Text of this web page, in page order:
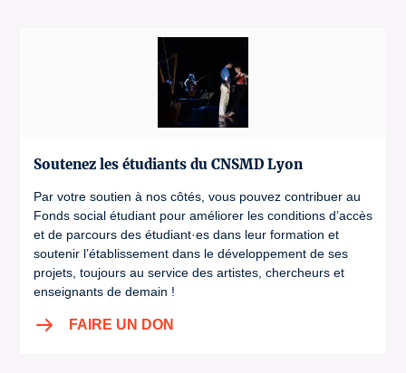
Soutenez les étudiants du CNSMD Lyon
Par votre soutien à nos côtés, vous pouvez contribuer au
Fonds social étudiant pour améliorer les conditions d’accès
et de parcours des étudiant·es dans leur formation et
soutenir l’établissement dans le développement de ses
projets, toujours au service des artistes, chercheurs et
enseignants de demain !
FAIRE UN DON